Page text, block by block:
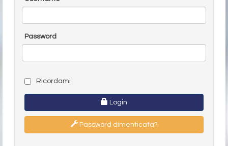
Password
Ricordami
Login
Password dimenticata?